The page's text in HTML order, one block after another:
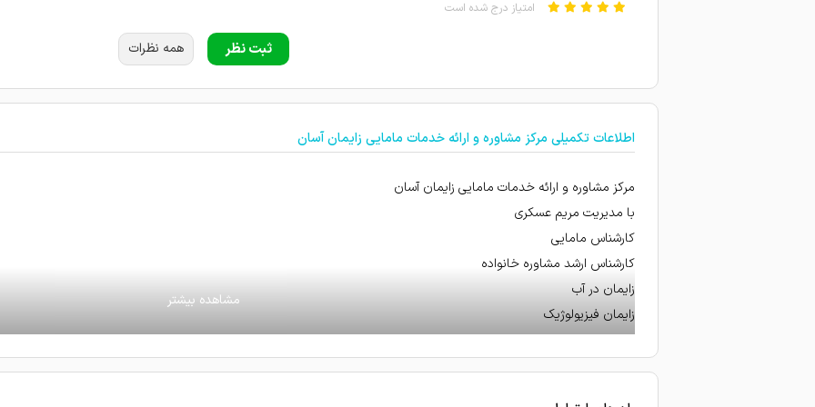
امتیاز درج شده است
استرسم رو موقع زایمان خیلییی کم کردن و ازشون ممنونم
قبل از زایمان ازشون مشاوره گرفتم خدا خیرشون بده مطالبشون خیلی بدردم خورد
تحت درمان هستم
دوران حاملگیم هستش و تحت نظرشون هستم و کاملا راضی ام
امتیاز درج شده است
خوبن
بی نظیر هستند و در مهارت شون حرفه ای عمل میکنن
ثبت نظر همه نظرات
اطلاعات تکمیلی مرکز مشاوره و ارائه خدمات مامایی زایمان آسان
مرکز مشاوره و ارائه خدمات مامایی زایمان آسان
با مدیریت مریم عسکری
کارشناس مامایی
کارشناس ارشد مشاوره خانواده
زایمان در آب
زایمان فیزیولوژیک
زایمان طبیعی